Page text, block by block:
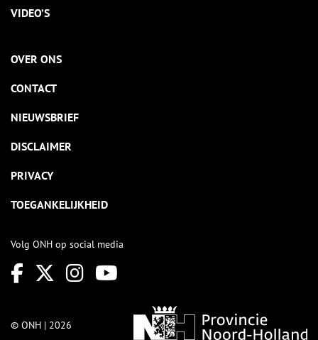
VIDEO’S
OVER ONS
CONTACT
NIEUWSBRIEF
DISCLAIMER
PRIVACY
TOEGANKELIJKHEID
Volg ONH op social media
© ONH | 2026